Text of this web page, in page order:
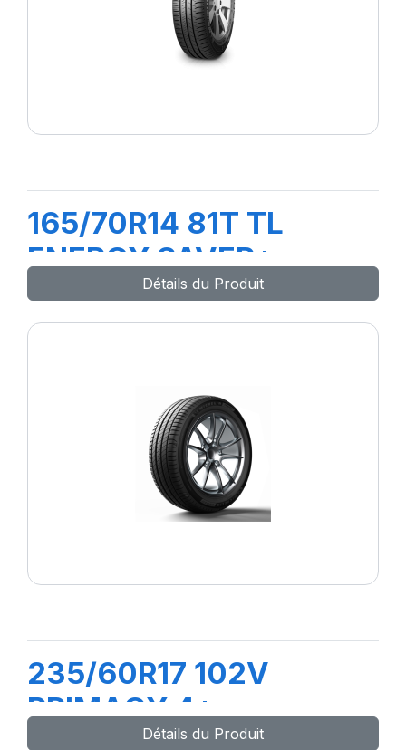
165/70R14 81T TL
ENERGY SAVER+
Détails du Produit
235/60R17 102V
PRIMACY 4+
Détails du Produit